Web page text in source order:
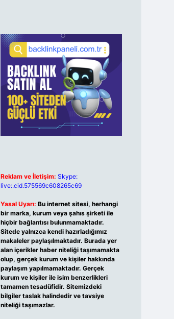
Reklam ve İletişim: Skype:
live:.cid.575569c608265c69
Yasal Uyarı: Bu internet sitesi, herhangi
bir marka, kurum veya şahıs şirketi ile
hiçbir bağlantısı bulunmamaktadır.
Sitede yalnızca kendi hazırladığımız
makaleler paylaşılmaktadır. Burada yer
alan içerikler haber niteliği taşımamakta
olup, gerçek kurum ve kişiler hakkında
paylaşım yapılmamaktadır. Gerçek
kurum ve kişiler ile isim benzerlikleri
tamamen tesadüfidir. Sitemizdeki
bilgiler taslak halindedir ve tavsiye
niteliği taşımazlar.